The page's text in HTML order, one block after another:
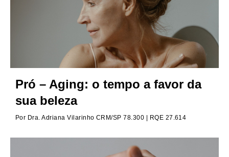
Pró – Aging: o tempo a favor da
sua beleza
Por Dra. Adriana Vilarinho CRM/SP 78.300 | RQE 27.614